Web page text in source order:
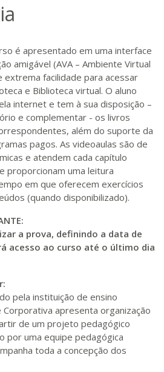
é apresentado em uma interface
amigável (AVA – Ambiente Virtual
extrema facilidade para acessar
e Biblioteca virtual. O aluno
internet e tem à sua disposição –
e complementar - os livros
além do suporte da
pagos. As videoaulas são de
e atendem cada capítulo
proporcionam uma leitura
em que oferecem exercícios
(quando disponibilizado).
a prova, definindo a data de
acesso ao curso até o último dia
pela instituição de ensino
Corporativa apresenta organização
de um projeto pedagógico
por uma equipe pedagógica
toda a concepção dos